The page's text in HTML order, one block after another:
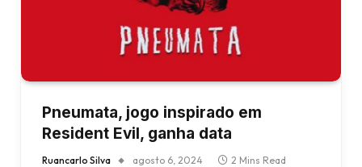
Pneumata, jogo inspirado em
Resident Evil, ganha data
Ruancarlo Silva agosto 6, 2024 2 Mins Read